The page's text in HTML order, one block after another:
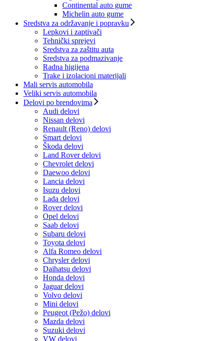
Continental auto gume
Michelin auto gume
Sredstva za održavanje i popravku
Lepkovi i zaptivači
Tehnički sprejevi
Sredstva za zaštitu auta
Sredstva za podmazivanje
Radna higijena
Trake i izolacioni materijali
Mali servis automobila
Veliki servis automobila
Delovi po brendovima
Audi delovi
Nissan delovi
Renault (Reno) delovi
Smart delovi
Škoda delovi
Land Rover delovi
Chevrolet delovi
Daewoo delovi
Lancia delovi
Isuzu delovi
Lada delovi
Rover delovi
Opel delovi
Saab delovi
Subaru delovi
Toyota delovi
Alfa Romeo delovi
Chrysler delovi
Daihatsu delovi
Honda delovi
Jaguar delovi
Volvo delovi
Mini delovi
Peugeot (Pežo) delovi
Mazda delovi
Suzuki delovi
VW delovi